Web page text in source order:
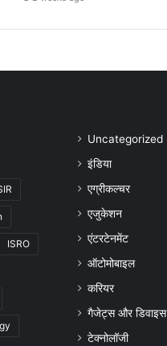
ISRO
Uncategorized
इंडिया
एग्रीकल्चर
एजुकेशन
एंटरटेनमेंट
ऑटोमोबाइल
करियर
गैजेट्स और डिवाइस
टेक्नोलॉजी